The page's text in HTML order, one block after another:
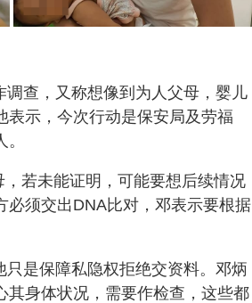
查，又称想像到为人父母，婴儿
表示，今次行动是保安局及劳福
若未能证明，可能要想后续情况
必须交出DNA比对，邓表示要根据
是保障私隐权拒绝交资料。邓炳
其身体状况，需要作检查，这些都